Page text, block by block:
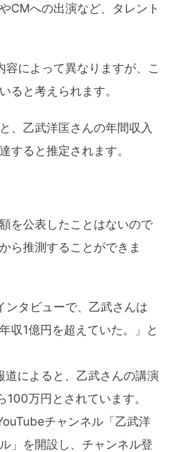
CMへの出演など、タレント
によって異なりますが、こ
ると考えられます。
、乙武洋匡さんの年間収入
すると推定されます。
を公表したことはないので
ら推測することができま
タビューで、乙武さんは
収1億円を超えていた。」と
によると、乙武さんの講演
万円とされています。
チャンネル「乙武洋
」を開設し、チャンネル登